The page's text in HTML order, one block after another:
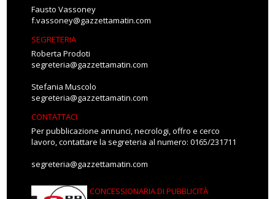
Fausto Vassoney
f.vassoney@gazzettamatin.com
SEGRETERIA
Roberta Prodoti
segreteria@gazzettamatin.com
Stefania Muscolo
segreteria@gazzettamatin.com
CONTATTACI
Per pubblicazione annunci, necrologi, offro e cerco
lavoro, contattare la segreteria al numero: 0165/231711
segreteria@gazzettamatin.com
CONCESSIONARIA DI PUBBLICITÀ